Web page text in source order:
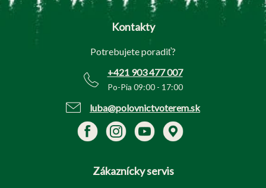
Kontakty
Potrebujete poradiť?
+421 903 477 007
Po-Pia 09:00 - 17:00
luba@polovnictvoterem.sk
Zákaznícky servis